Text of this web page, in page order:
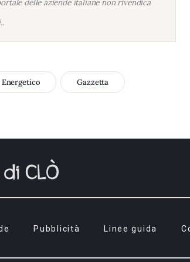
delle aziende italiane non rivendica
Energetico Gazzetta
Pubblicità Linee guida